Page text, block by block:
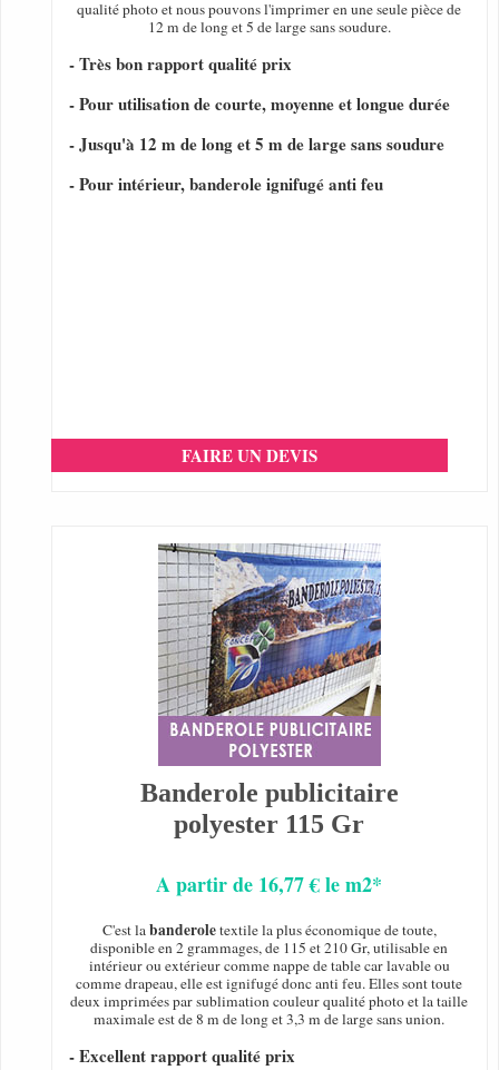
qualité photo et nous pouvons l'imprimer en une seule pièce de
12 m de long et 5 de large sans soudure.
- Très bon rapport qualité prix
- Pour utilisation de courte, moyenne et longue durée
- Jusqu'à 12 m de long et 5 m de large sans soudure
- Pour intérieur, banderole ignifugé anti feu
FAIRE UN DEVIS
Banderole publicitaire
polyester 115 Gr
A partir de 16,77 € le m2*
C'est labanderoletextile la plus économique de toute,
disponible en 2 grammages, de 115 et 210 Gr, utilisable en
intérieur ou extérieur comme nappe de table car lavable ou
comme drapeau, elle est ignifugé donc anti feu. Elles sont toute
deux imprimées par sublimation couleur qualité photo et la taille
maximale est de 8 m de long et 3,3 m de large sans union.
- Excellent rapport qualité prix